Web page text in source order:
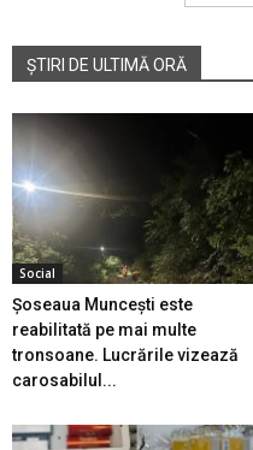
ȘTIRI DE ULTIMĂ ORĂ
Social
Șoseaua Muncești este
reabilitată pe mai multe
tronsoane. Lucrările vizează
carosabilul...